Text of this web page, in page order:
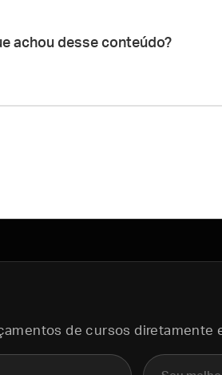
achou desse conteúdo?
de cursos diretamente
E-mail